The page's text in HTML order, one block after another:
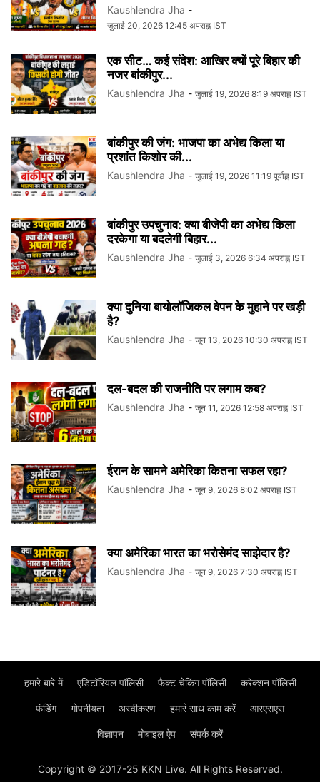
Kaushlendra Jha -
जुलाई 20, 2026 12:45 अपराह्न IST
एक सीट… कई संदेश: आखिर क्यों पूरे बिहार की
नजर बांकीपुर...
Kaushlendra Jha - जुलाई 19, 2026 8:19 अपराह्न IST
बांकीपुर की जंग: भाजपा का अभेद्य किला या
प्रशांत किशोर की...
Kaushlendra Jha - जुलाई 19, 2026 11:19 पूर्वाह्न IST
बांकीपुर उपचुनाव: क्या बीजेपी का अभेद्य किला
दरकेगा या बदलेगी बिहार...
Kaushlendra Jha - जुलाई 3, 2026 6:34 अपराह्न IST
क्या दुनिया बायोलॉजिकल वेपन के मुहाने पर खड़ी
है?
Kaushlendra Jha - जून 13, 2026 10:30 अपराह्न IST
दल-बदल की राजनीति पर लगाम कब?
Kaushlendra Jha - जून 11, 2026 12:58 अपराह्न IST
ईरान के सामने अमेरिका कितना सफल रहा?
Kaushlendra Jha - जून 9, 2026 8:02 अपराह्न IST
क्या अमेरिका भारत का भरोसेमंद साझेदार है?
Kaushlendra Jha - जून 9, 2026 7:30 अपराह्न IST
हमारे बारे में एडिटॉरियल पॉलिसी फैक्ट चेकिंग पॉलिसी करेक्शन पॉलिसी
फंडिंग गोपनीयता अस्वीकरण हमार॓ साथ काम करें आरएसएस
विज्ञापन मोबाइल ऐप संपर्क करें
Copyright © 2017-25 KKN Live. All Rights Reserved.